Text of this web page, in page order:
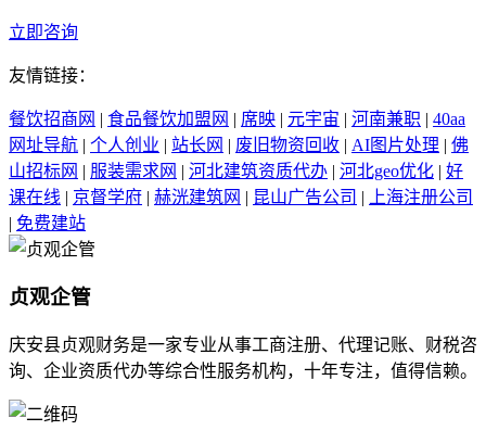
立即咨询
友情链接：
餐饮招商网 | 食品餐饮加盟网 | 席映 | 元宇宙 | 河南兼职 | 40aa
网址导航 | 个人创业 | 站长网 | 废旧物资回收 | AI图片处理 | 佛
山招标网 | 服装需求网 | 河北建筑资质代办 | 河北geo优化 | 好
课在线 | 京督学府 | 赫洸建筑网 | 昆山广告公司 |
上海注册公司
| 免费建站
贞观企管
庆安县贞观财务是一家专业从事工商注册、代理记账、财税咨
询、企业资质代办等综合性服务机构，十年专注，值得信赖。